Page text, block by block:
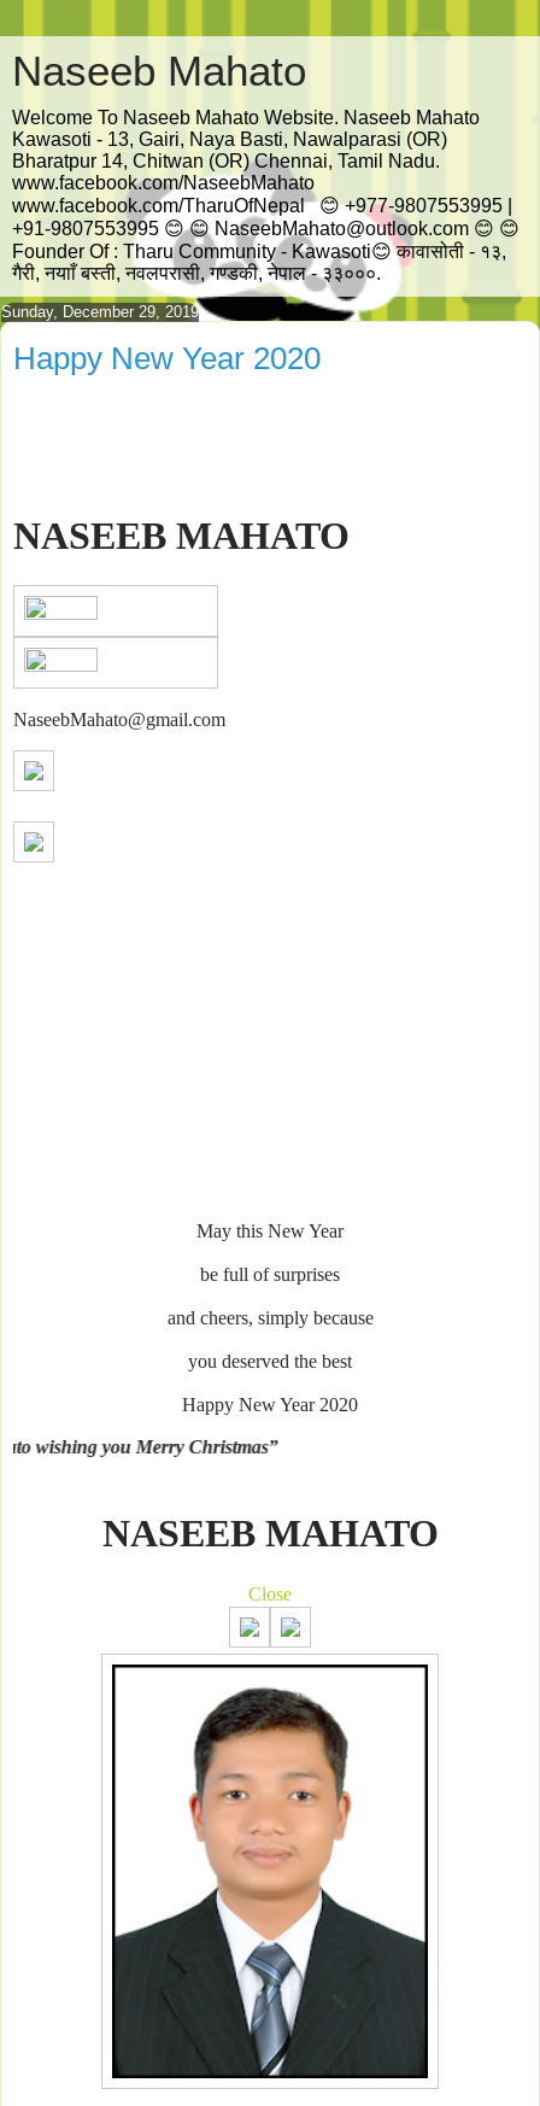
Naseeb Mahato
Welcome To Naseeb Mahato Website. Naseeb Mahato
Kawasoti - 13, Gairi, Naya Basti, Nawalparasi (OR)
Bharatpur 14, Chitwan (OR) Chennai, Tamil Nadu.
www.facebook.com/NaseebMahato
www.facebook.com/TharuOfNepal 😊 +977-9807553995 |
+91-9807553995 😊 😊 NaseebMahato@outlook.com 😊 😊
Founder Of : Tharu Community - Kawasoti😊 कावासोती - १३,
गैरी, नयााँ बस्ती, नवलपरासी, गण्डकी, नेपाल - ३३०००.
Sunday, December 29, 2019
Happy New Year 2020
NASEEB MAHATO
NaseebMahato@gmail.com
May this New Year
be full of surprises
and cheers, simply because
you deserved the best
Happy New Year 2020
Merry Christmas”
NASEEB MAHATO
Close